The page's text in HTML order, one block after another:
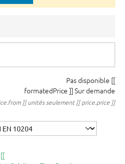
Pas disponible [[
formatedPrice ]] Sur demande
]] unités seulement [[ price.price ]]
[[